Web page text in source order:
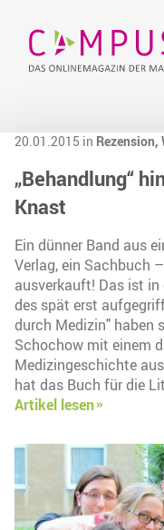
20.01.2015 in Rezension,
„Behandlung“
Knast
Ein dünner Band aus
Verlag, ein Sachbuch
ausverkauft! Das ist
des spät erst
durch Medizin" haben
Schochow mit einem
Medizingeschichte
hat das Buch für die
Artikel lesen